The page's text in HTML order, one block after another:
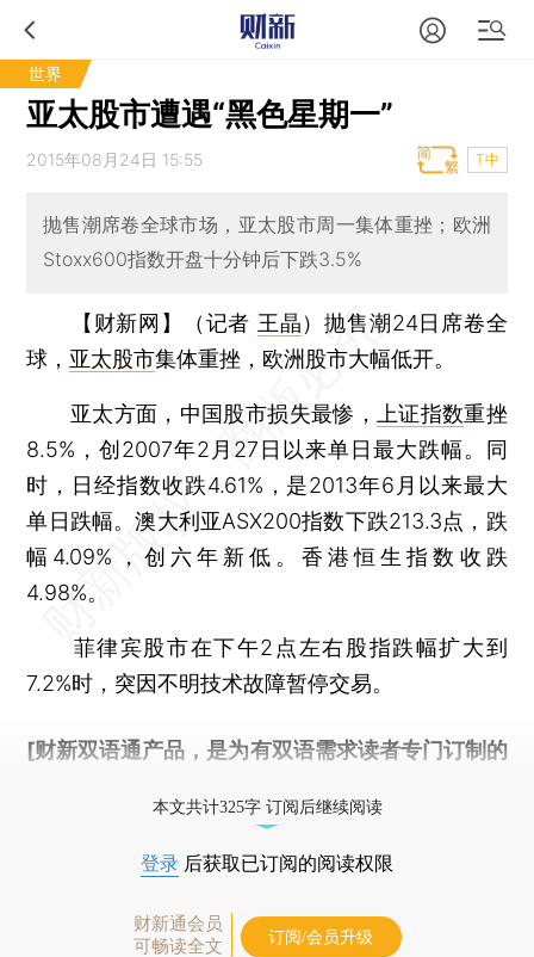
世界
亚太股市遭遇“黑色星期一”
2015年08月24日 15:55 T中
抛售潮席卷全球市场，亚太股市周一集体重挫；欧洲
Stoxx600指数开盘十分钟后下跌3.5%
【财新网】（记者 王晶）抛售潮24日席卷全
球， 亚太股市集体重挫，欧洲股市大幅低开。
亚太方面，中国股市损失最惨， 上证指数重挫
8.5%，创2007年2月27日以来单日最大跌幅。同
时，日经指数收跌4.61%，是2013年6月以来最大
单日跌幅。澳大利亚ASX200指数下跌213.3点，跌
幅4.09%，创六年新低。香港恒生指数收跌
4.98%。
菲律宾股市在下午2点左右股指跌幅扩大到
7.2%时，突因不明技术故障暂停交易。
[财新双语通产品，是为有双语需求读者专门订制的
本文共计325字 订阅后继续阅读
登录 后获取已订阅的阅读权限
财新通会员
可畅读全文
订阅/会员升级